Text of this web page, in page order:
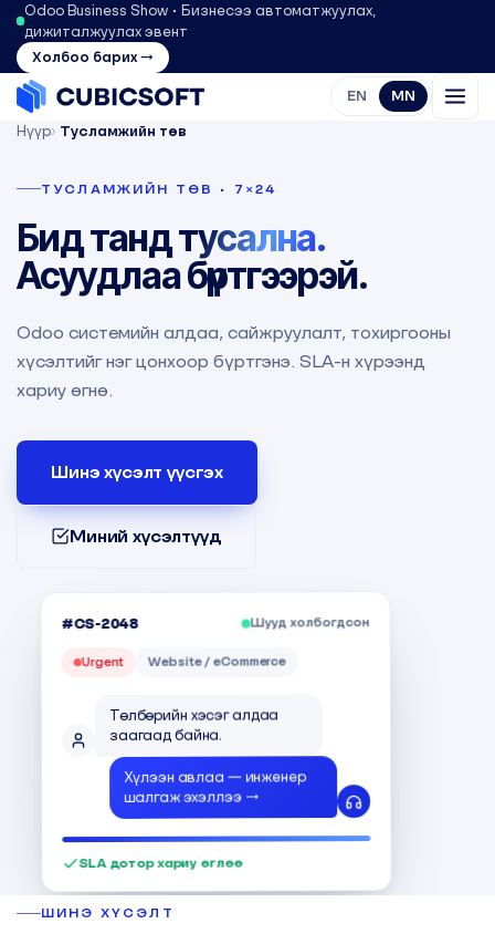
Odoo Business Show • Бизнесээ автоматжуулах,
дижиталжуулах эвент
Холбоо барих →
EN MN
Нүүр› Тусламжийн төв
ТУСЛАМЖИЙН ТӨВ • 7×24
Бид тандтусална.
Асуудлаа бүртгээрэй.
Odoo системийн алдаа, сайжруулалт, тохиргооны
хүсэлтийг нэг цонхоор бүртгэнэ. SLA-н хүрээнд
хариу өгнө.
Шинэ хүсэлт үүсгэх
Миний хүсэлтүүд
#CS-2048 Шууд холбогдсон
Urgent Website / eCommerce
Төлбөрийн хэсэг алдаа
заагаад байна.
Хүлээн авлаа — инженер
шалгаж эхэллээ →
SLA дотор хариу өглөө
ШИНЭ ХҮСЭЛТ